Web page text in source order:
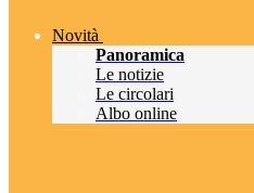
Novità
Panoramica
Le notizie
Le circolari
Albo online